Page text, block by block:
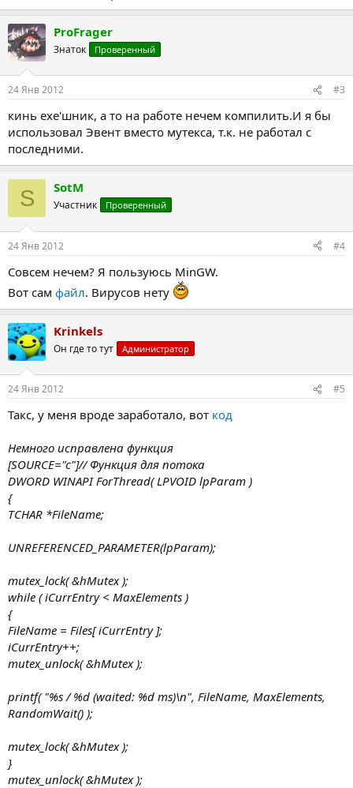
ProFrager
Знаток Проверенный
24 Янв 2012 #3
кинь exe'шник, а то на работе нечем компилить.И я бы
использовал Эвент вместо мутекса, т.к. не работал с
последними.
S SotM
Участник Проверенный
24 Янв 2012 #4
Совсем нечем? Я пользуюсь MinGW.
Вот сам файл. Вирусов нету
Krinkels
Он где то тут Администратор
24 Янв 2012 #5
Такс, у меня вроде заработало, вот код
Немного исправлена функция
[SOURCE="c"]// Функция для потока
DWORD WINAPI ForThread( LPVOID lpParam )
{
TCHAR *FileName;
UNREFERENCED_PARAMETER(lpParam);
mutex_lock( &hMutex );
while ( iCurrEntry < MaxElements )
{
FileName = Files[ iCurrEntry ];
iCurrEntry++;
mutex_unlock( &hMutex );
printf( "%s / %d (waited: %d ms)\n", FileName, MaxElements,
RandomWait() );
mutex_lock( &hMutex );
}
mutex_unlock( &hMutex );